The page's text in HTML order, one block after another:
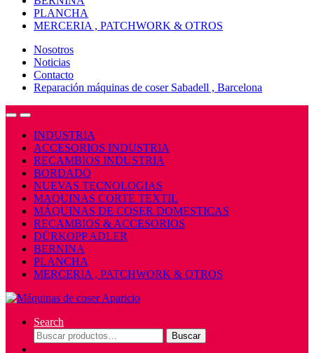
PLANCHA
MERCERIA , PATCHWORK & OTROS
Nosotros
Noticias
Contacto
Reparación máquinas de coser Sabadell , Barcelona
OpenClose
INDUSTRIA
ACCESORIOS INDUSTRIA
RECAMBIOS INDUSTRIA
BORDADO
NUEVAS TECNOLOGIAS
MAQUINAS CORTE TEXTIL
MÁQUINAS DE COSER DOMESTICAS
RECAMBIOS & ACCESORIOS
DÜRKOPP ADLER
BERNINA
PLANCHA
MERCERIA , PATCHWORK & OTROS
Search
Buscar
por:
Buscar